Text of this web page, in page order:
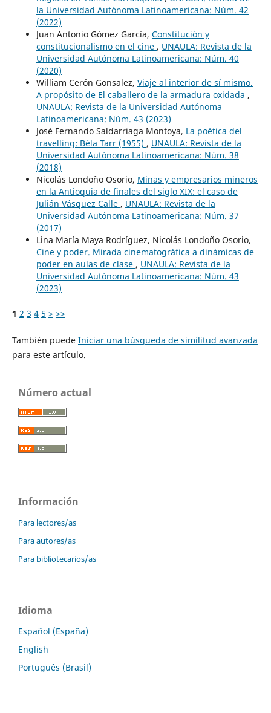
la Universidad Autónoma Latinoamericana: Núm. 42
(2022)
Juan Antonio Gómez García, Constitución y
constitucionalismo en el cine , UNAULA: Revista de la
Universidad Autónoma Latinoamericana: Núm. 40
(2020)
William Cerón Gonsalez, Viaje al interior de sí mismo.
A propósito de El caballero de la armadura oxidada ,
UNAULA: Revista de la Universidad Autónoma
Latinoamericana: Núm. 43 (2023)
José Fernando Saldarriaga Montoya, La poética del
travelling: Béla Tarr (1955) , UNAULA: Revista de la
Universidad Autónoma Latinoamericana: Núm. 38
(2018)
Nicolás Londoño Osorio, Minas y empresarios mineros
en la Antioquia de finales del siglo XIX: el caso de
Julián Vásquez Calle , UNAULA: Revista de la
Universidad Autónoma Latinoamericana: Núm. 37
(2017)
Lina María Maya Rodríguez, Nicolás Londoño Osorio,
Cine y poder. Mirada cinematográfica a dinámicas de
poder en aulas de clase , UNAULA: Revista de la
Universidad Autónoma Latinoamericana: Núm. 43
(2023)
1 2 3 4 5 > >>
También puede Iniciar una búsqueda de similitud avanzada
para este artículo.
Número actual
Información
Para lectores/as
Para autores/as
Para bibliotecarios/as
Idioma
Español (España)
English
Português (Brasil)